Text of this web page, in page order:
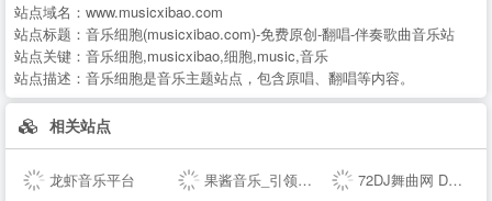
站点域名： www.musicxibao.com
站点标题： 音乐细胞(musicxibao.com)-免费原创-翻唱-伴奏歌曲音乐站
站点关键： 音乐细胞,musicxibao,细胞,music,音乐
站点描述： 音乐细胞是音乐主题站点，包含原唱、翻唱等内容。
相关站点
龙虾音乐平台 果酱音乐_引领音乐娱乐新风向 72DJ舞曲网 DJ舞曲 DJ串烧 最新好听的dj舞曲免费下载网站